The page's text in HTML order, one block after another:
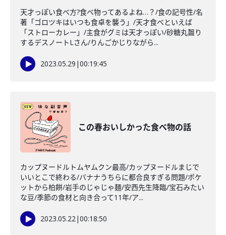
天才っぽい食べ方?食べ物ってあるよね…？/食の記号性/名
著「ゴロツキはいつも食卓を襲う」/天才食べといえば
「ストローカレー」/主食がグミは天才っぽい/砂糖丸齧り
するデスノートLさん/りんごかじりながら...
2023.05.29 |00:19:45
この春おいしかった食べ物の話
カップヌードルトムヤムクン最高/カップヌードルまじで
いいとこで終わる/バナナうちらに都合良すぎる問題/ポケ
ットから柏餅/岩手のじゃじゃ麺/安西先生降臨/宝石みたい
な豆/季節の食材と向き合って11年/ア...
2023.05.22|00:18:50